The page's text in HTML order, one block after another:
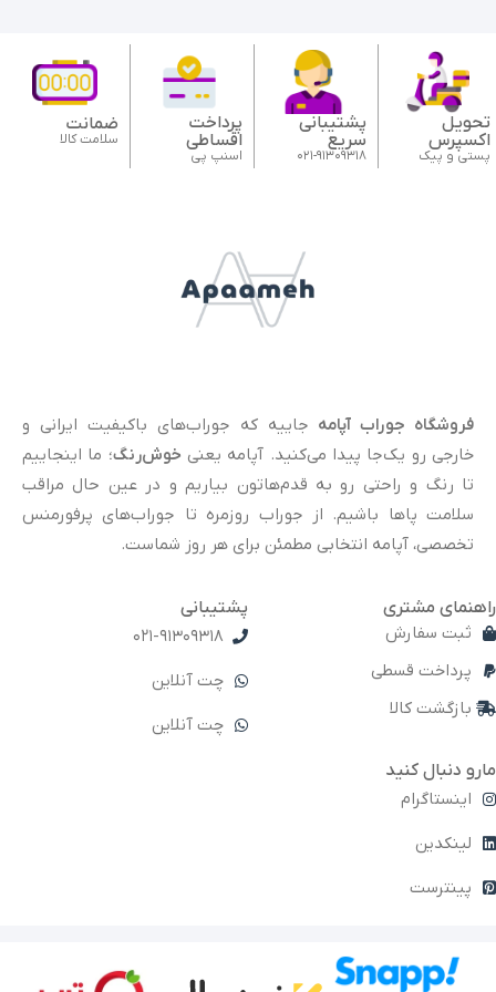
تحویل
اکسپرس
پستی و پیک
پشتیبانی
سریع
021-91309318
پرداخت
اقساطی
اسنپ پی
ضمانت
سلامت کالا
فروشگاه جوراب آپامه جاییه که جوراب‌های باکیفیت ایرانی و
خارجی رو یک‌جا پیدا می‌کنید. آپامه یعنی خوش‌رنگ؛ ما اینجاییم
تا رنگ و راحتی رو به قدم‌هاتون بیاریم و در عین حال مراقب
سلامت پاها باشیم. از جوراب روزمره تا جوراب‌های پرفورمنس
تخصصی، آپامه انتخابی مطمئن برای هر روز شماست.
راهنمای مشتری
ثبت سفارش
پرداخت قسطی
بازگشت کالا
پشتیبانی
021-91309318
چت آنلاین
چت آنلاین
مارو دنبال کنید
اینستاگرام
لینکدین
پینترست